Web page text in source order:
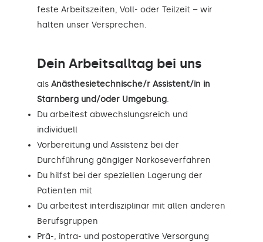
feste Arbeitszeiten, Voll- oder Teilzeit – wir
halten unser Versprechen.
Dein Arbeitsalltag bei uns
als Anästhesietechnische/r Assistent/in in
Starnberg und/oder Umgebung.
Du arbeitest abwechslungsreich und
individuell
Vorbereitung und Assistenz bei der
Durchführung gängiger Narkoseverfahren
Du hilfst bei der speziellen Lagerung der
Patienten mit
Du arbeitest interdisziplinär mit allen anderen
Berufsgruppen
Prä-, intra- und postoperative Versorgung